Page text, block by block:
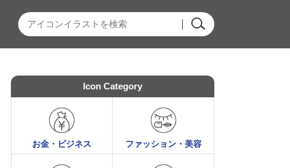
Icon Category
お金・ビジネス ファッション・美容